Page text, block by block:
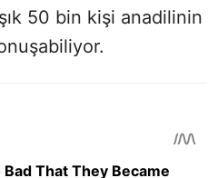
50 bin kişi anadilinin